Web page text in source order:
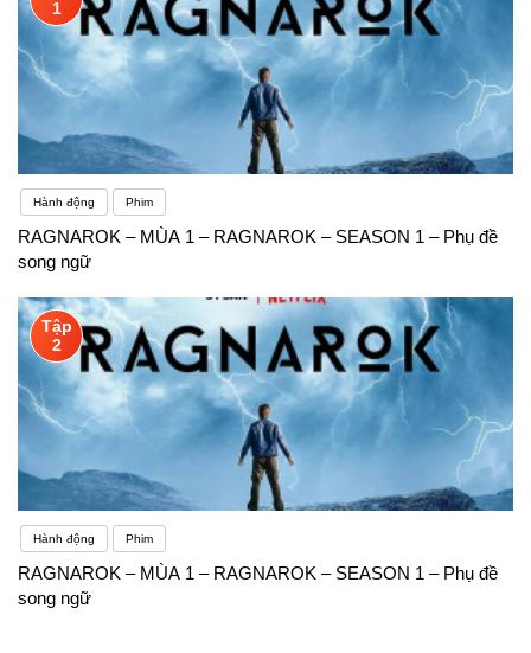
1
Hành động Phim
RAGNAROK – MÙA 1 – RAGNAROK – SEASON 1 – Phụ đề
song ngữ
Tập
2
Hành động Phim
RAGNAROK – MÙA 1 – RAGNAROK – SEASON 1 – Phụ đề
song ngữ